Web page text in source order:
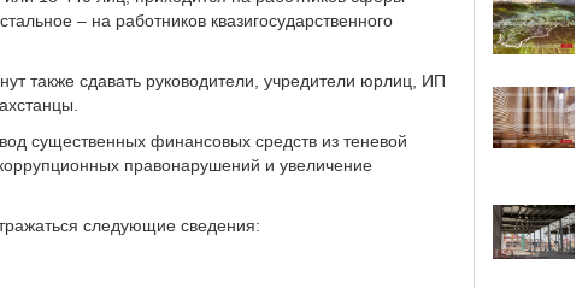
– на работников квазигосударственного
также сдавать руководители, учредители юрлиц, ИП
существенных финансовых средств из теневой
правонарушений и увеличение
следующие сведения: